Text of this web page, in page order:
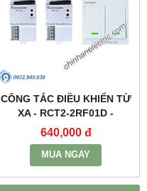
CÔNG TẮC ĐIỀU KHIỂN TỪ
XA - RCT2-2RF01D -
KAWASAN
640,000 đ
MUA NGAY